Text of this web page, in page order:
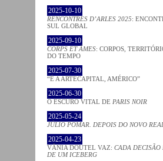
2025-10-10
RENCONTRES D’ARLES 2025:
SUL GLOBAL
2025-09-10
CORPS ET ÂMES: CORPOS,
DO TEMPO
2025-07-30
“É A ARTECAPITAL, AMÉRICO”
2025-06-30
O ESCURO VITAL DE PARIS NOIR
2025-05-24
JÚLIO POMAR. DEPOIS DO NOVO
2025-04-23
VÂNIA DOUTEL VAZ: CADA DECISÃO
DE UM ICEBERG